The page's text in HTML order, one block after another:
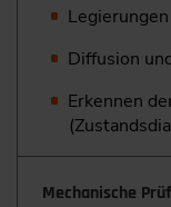
Diffusion
Erkennen
Mechanische